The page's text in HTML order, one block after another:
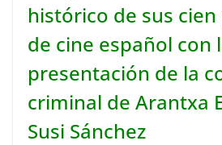
histórico de sus
de cine español con
presentación de la
criminal de Arantxa
Susi Sánchez